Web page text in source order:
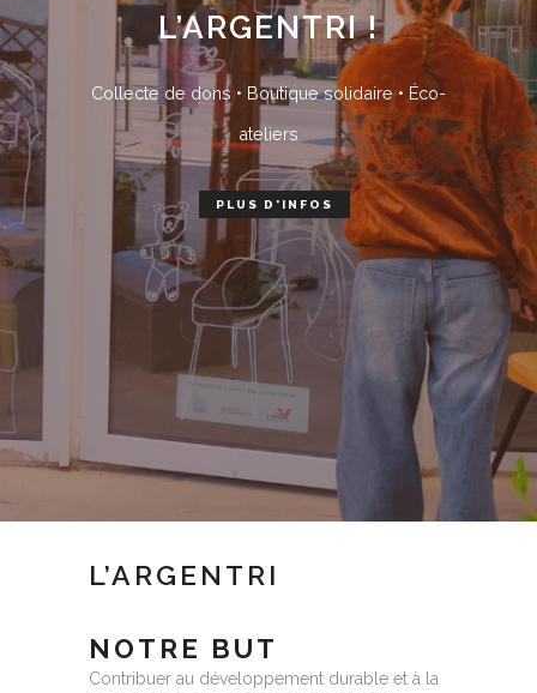
L’ARGENTRI !
Collecte de dons • Boutique solidaire • Éco-
ateliers
PLUS D'INFOS
L’ARGENTRI
NOTRE BUT
Contribuer au développement durable et à la